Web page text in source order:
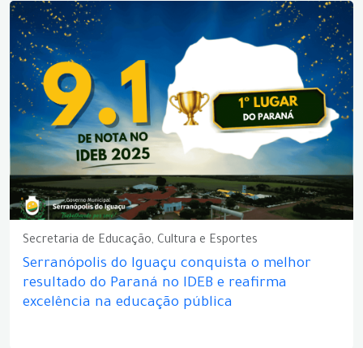
Secretaria de Educação, Cultura e Esportes
Serranópolis do Iguaçu conquista o melhor
resultado do Paraná no IDEB e reafirma
excelência na educação pública